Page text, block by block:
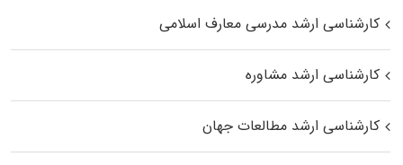
کارشناسی ارشد مدرسی معارف اسلامی
کارشناسی ارشد مشاوره
کارشناسی ارشد مطالعات جهان